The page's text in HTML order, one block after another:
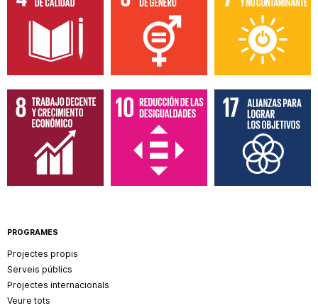
PROGRAMES
Projectes propis
Serveis públics
Projectes internacionals
Veure tots